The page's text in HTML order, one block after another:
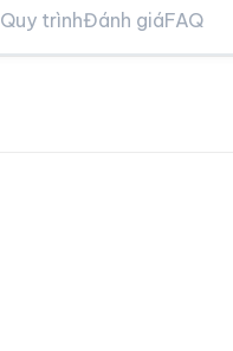
Quy trìnhĐánh giáFAQ